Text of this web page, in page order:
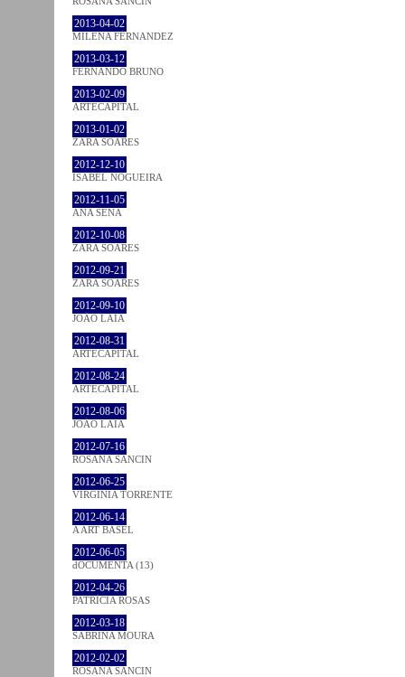
2013-04-02
MILENA FÉRNANDEZ
2013-03-12
FERNANDO BRUNO
2013-02-09
ARTECAPITAL
2013-01-02
ZARA SOARES
2012-12-10
ISABEL NOGUEIRA
2012-11-05
ANA SENA
2012-10-08
ZARA SOARES
2012-09-21
ZARA SOARES
2012-09-10
JOÃO LAIA
2012-08-31
ARTECAPITAL
2012-08-24
ARTECAPITAL
2012-08-06
JOÃO LAIA
2012-07-16
ROSANA SANCIN
2012-06-25
VIRGINIA TORRENTE
2012-06-14
A ART BASEL
2012-06-05
dOCUMENTA (13)
2012-04-26
PATRÍCIA ROSAS
2012-03-18
SABRINA MOURA
2012-02-02
ROSANA SANCIN